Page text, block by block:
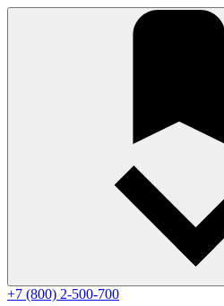
+7 (800) 2-500-700